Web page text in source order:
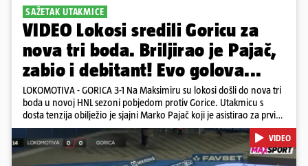
SAŽETAK UTAKMICE
VIDEO Lokosi sredili Goricu za
nova tri boda. Briljirao je Pajač,
zabio i debitant! Evo golova...
LOKOMOTIVA - GORICA 3-1 Na Maksimiru su lokosi došli do nova tri
boda u novoj HNL sezoni pobjedom protiv Gorice. Utakmicu s
dosta tenzija obilježio je sjajni Marko Pajač koji je asistirao za prvi
gol Mariću, a zakuhao drugi kada je Kavelj zabio auto-gol.
Bogojević je smanjio, Gorica je pritiskala i nizala šanse, ali onda
primila kontru pred kraj. Lokosi sele na vrh tablice s Osijekom
VIDEO